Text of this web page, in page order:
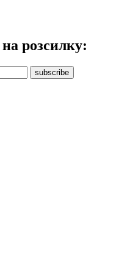
розсилку:
subscribe